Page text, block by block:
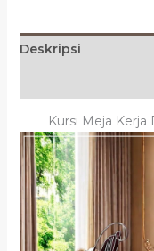
Deskripsi
Kursi Meja Kerja